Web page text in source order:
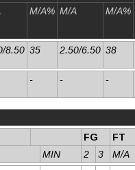
M/A% M/A M/A%
8.50 35 2.50/6.50 38
- - -
FG
FT
MIN
2 3 M/A